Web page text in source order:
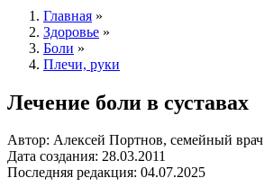
Главная »
Здоровье »
Боли »
Плечи, руки
Лечение боли в суставах
Автор: Алексей Портнов, семейный врач
Дата создания: 28.03.2011
Последняя редакция: 04.07.2025